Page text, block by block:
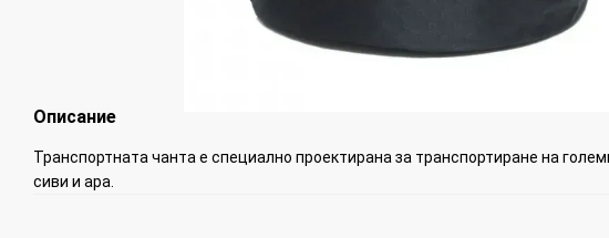
Описание
Транспортната чанта е специално проектирана за транспортиране на
сиви и ара.